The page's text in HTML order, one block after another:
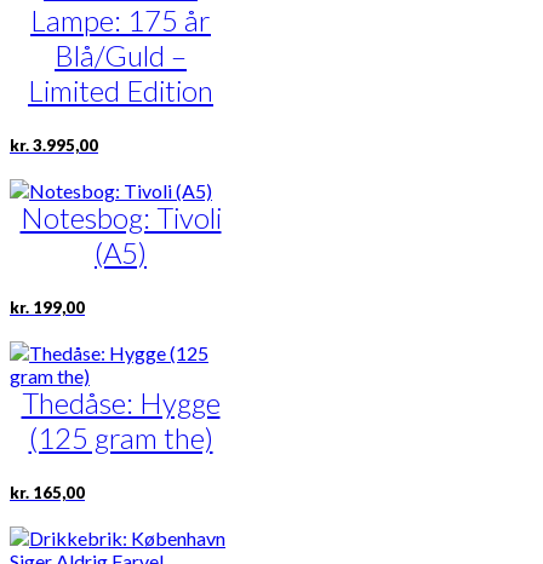
Lampe: 175 år
Blå/Guld –
Limited Edition
kr.3.995,00
Notesbog: Tivoli
(A5)
kr. 199,00
Thedåse: Hygge
(125 gram the)
kr. 165,00